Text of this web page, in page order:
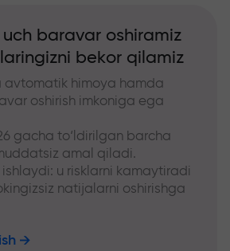
baravar oshiramiz
bekor qilamiz
avtomatik himoya hamda
oshirish imkoniga ega
gacha to‘ldirilgan barcha
amal qiladi.
u risklarni kamaytiradi
natijalarni oshirishga